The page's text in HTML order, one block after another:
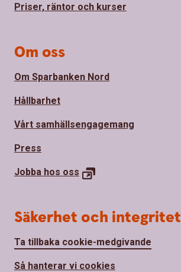
Priser, räntor och kurser
Om oss
Om Sparbanken Nord
Hållbarhet
Vårt samhällsengagemang
Press
Jobba hos oss
Säkerhet och integritet
Ta tillbaka cookie-medgivande
Så hanterar vi cookies